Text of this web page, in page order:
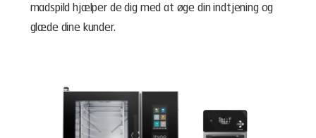
madspild hjælper de dig med at øge din indtjening og
glæde dine kunder.